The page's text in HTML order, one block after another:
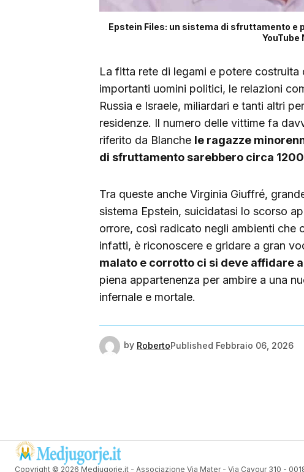
Epstein Files: un sistema di sfruttamento e
YouTube
La fitta rete di legami e potere costruita
importanti uomini politici, le relazioni
Russia e Israele, miliardari e tanti altri
residenze. Il numero delle vittime fa
riferito da Blanche le ragazze
di sfruttamento sarebbero circa
Tra queste anche Virginia Giuffré,
sistema Epstein, suicidatasi lo scorso
orrore, così radicato negli ambienti che
infatti, è riconoscere e gridare a gran
malato e corrotto ci si deve affidare
piena appartenenza per ambire a una
infernale e mortale.
by RobertoPublished Febbraio 06, 2026
Copyright © 2026 Medjugorje.it - Associazione Via Mater - Via Cavour 310 -